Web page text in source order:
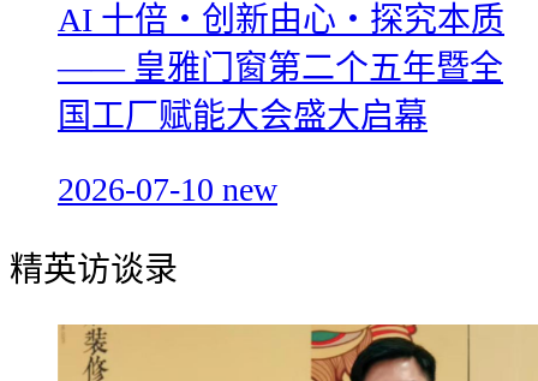
AI 十倍・创新由心・探究本质
—— 皇雅门窗第二个五年暨全
国工厂赋能大会盛大启幕
2026-07-10 new
精英访谈录